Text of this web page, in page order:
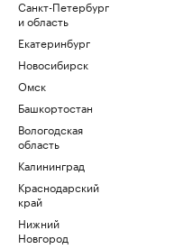
Санкт-Петербург
и область
Екатеринбург
Новосибирск
Омск
Башкортостан
Вологодская
область
Калининград
Краснодарский
край
Нижний
Новгород